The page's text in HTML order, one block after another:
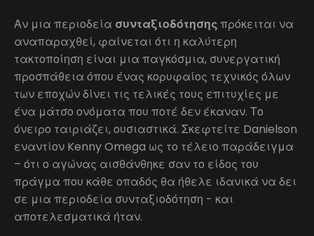
Αν μια περιοδεία συνταξιοδότησηςπρόκειται να
αναπαραχθεί, φαίνεται ότι η καλύτερη
τακτοποίηση είναι μια παγκόσμια, συνεργατική
προσπάθεια όπου ένας κορυφαίος τεχνικός όλων
των εποχών δίνει τις τελικές τους επιτυχίες με
ένα μάτσο ονόματα που ποτέ δεν έκαναν. Το
όνειρο ταιριάζει, ουσιαστικά. Σκεφτείτε Danielson
εναντίον Kenny Omega ως το τέλειο παράδειγμα
– ότι ο αγώνας αισθάνθηκε σαν το είδος του
πράγμα που κάθε οπαδός θα ήθελε ιδανικά να δει
σε μια περιοδεία συνταξιοδότηση - και
αποτελεσματικά ήταν.